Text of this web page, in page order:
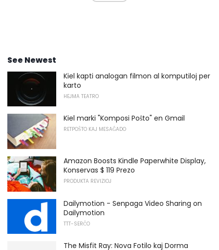
See Newest
Kiel kapti analogan filmon al komputiloj per
karto
HEJMA TEATRO
Kiel marki "Komposi Poŝto" en Gmail
RETPOŜTO KAJ MESAĜADO
Amazon Boosts Kindle Paperwhite Display,
Konservas $ 119 Prezo
PRODUKTA REVIZIOJ
Dailymotion - Senpaga Video Sharing on
Dailymotion
TTT-SERĈO
The Misfit Ray: Nova Fotilo kaj Dorma